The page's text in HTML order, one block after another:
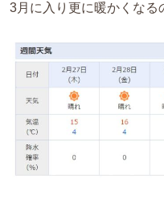
3月に入り更に暖かくな